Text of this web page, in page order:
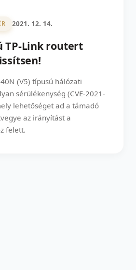
2021. 12. 14.
TP-Link routert
(V5) típusú hálózati
sérülékenység (CVE-2021-
lehetőséget ad a támadó
az irányítást a
felett.